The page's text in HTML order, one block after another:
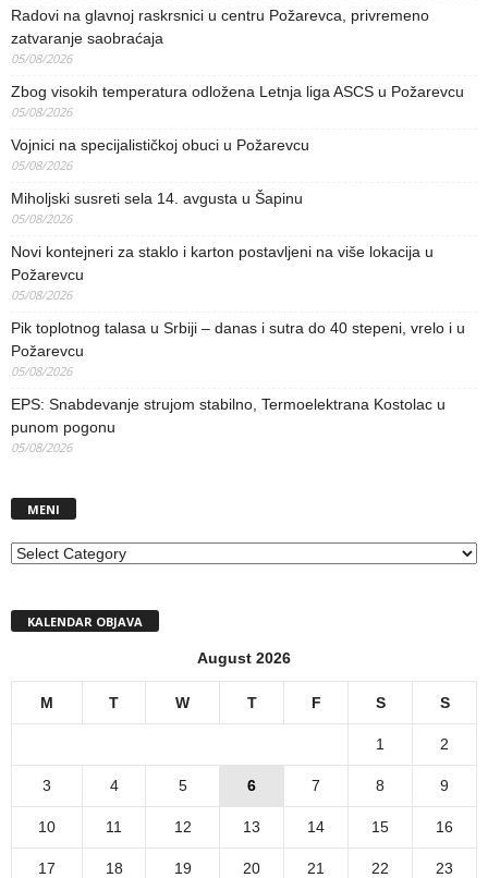
Radovi na glavnoj raskrsnici u centru Požarevca, privremeno
zatvaranje saobraćaja
05/08/2026
Zbog visokih temperatura odložena Letnja liga ASCS u Požarevcu
05/08/2026
Vojnici na specijalističkoj obuci u Požarevcu
05/08/2026
Miholjski susreti sela 14. avgusta u Šapinu
05/08/2026
Novi kontejneri za staklo i karton postavljeni na više lokacija u
Požarevcu
05/08/2026
Pik toplotnog talasa u Srbiji – danas i sutra do 40 stepeni, vrelo i u
Požarevcu
05/08/2026
EPS: Snabdevanje strujom stabilno, Termoelektrana Kostolac u
punom pogonu
05/08/2026
MENI
MENI
KALENDAR OBJAVA
August 2026
M T W T F S S
1 2
3 4 5 6 7 8 9
10 11 12 13 14 15 16
17 18 19 20 21 22 23